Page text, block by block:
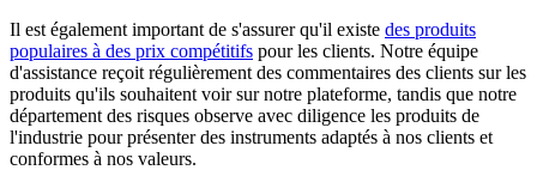
Il est également important de s'assurer qu'il existe des produits
populaires à des prix compétitifs pour les clients. Notre équipe
d'assistance reçoit régulièrement des commentaires des clients sur les
produits qu'ils souhaitent voir sur notre plateforme, tandis que notre
département des risques observe avec diligence les produits de
l'industrie pour présenter des instruments adaptés à nos clients et
conformes à nos valeurs.